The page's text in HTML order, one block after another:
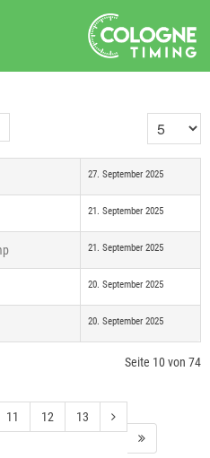
Anzeige #
27. September 2025
21. September 2025
21. September 2025
20. September 2025
20. September 2025
Seite 10 von 74
11 12 13